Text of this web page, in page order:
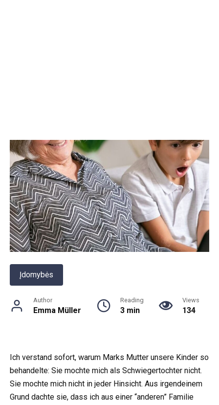
Įdomybės
Author
Emma Müller
Reading
3 min
Views
134
Ich verstand sofort, warum Marks Mutter unsere Kinder so
behandelte: Sie mochte mich als Schwiegertochter nicht.
Sie mochte mich nicht in jeder Hinsicht. Aus irgendeinem
Grund dachte sie, dass ich aus einer “anderen” Familie